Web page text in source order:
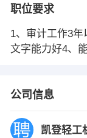
职位要求
1、审计工作3年
文字能力好4、
公司信息
凯登轻工